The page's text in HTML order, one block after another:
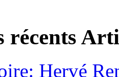
récents